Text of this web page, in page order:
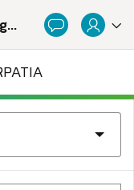
Baza potencjału badawczego Politechnicznej Sieci Via Carpatia im. Prezydenta RP Lecha Kaczyńskiego